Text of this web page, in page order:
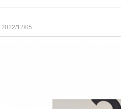
2022/12/05